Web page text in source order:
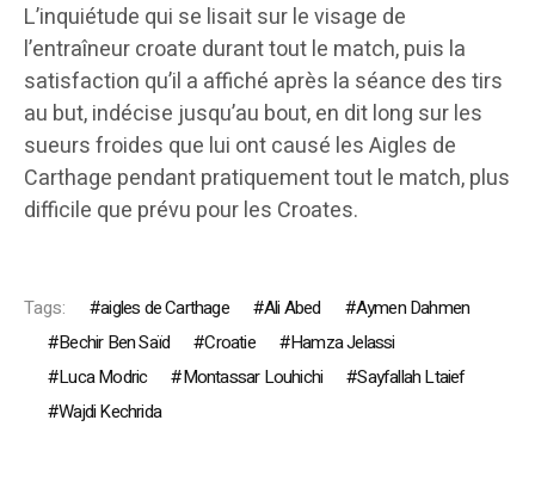
L’inquiétude qui se lisait sur le visage de
l’entraîneur croate durant tout le match, puis la
satisfaction qu’il a affiché après la séance des tirs
au but, indécise jusqu’au bout, en dit long sur les
sueurs froides que lui ont causé les Aigles de
Carthage pendant pratiquement tout le match, plus
difficile que prévu pour les Croates.
Tags: aigles de Carthage Ali Abed
Aymen Dahmen
Bechir Ben Saïd
Croatie
Hamza Jelassi
Luca Modric
Montassar Louhichi
Sayfallah Ltaief
Wajdi Kechrida